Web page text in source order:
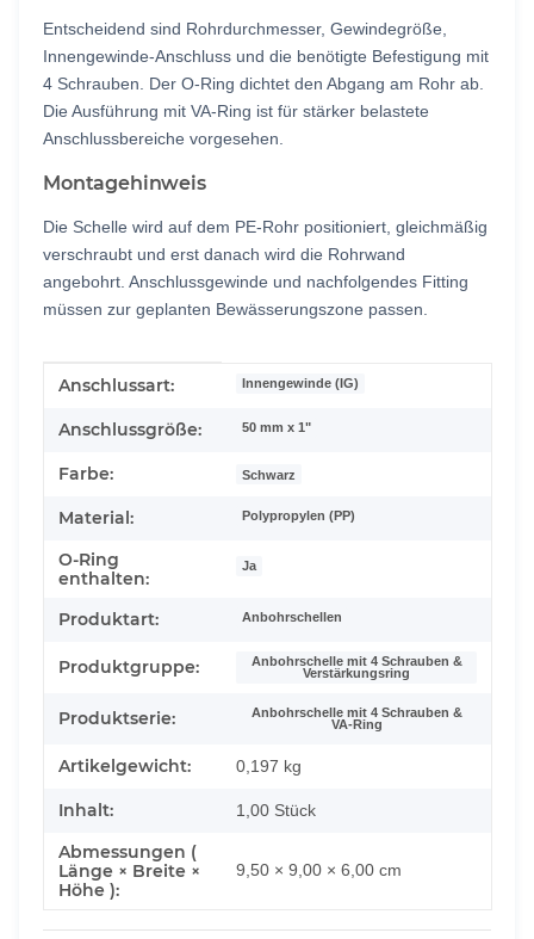
Entscheidend sind Rohrdurchmesser, Gewindegröße,
Innengewinde-Anschluss und die benötigte Befestigung mit
4 Schrauben. Der O-Ring dichtet den Abgang am Rohr ab.
Die Ausführung mit VA-Ring ist für stärker belastete
Anschlussbereiche vorgesehen.
Montagehinweis
Die Schelle wird auf dem PE-Rohr positioniert, gleichmäßig
verschraubt und erst danach wird die Rohrwand
angebohrt. Anschlussgewinde und nachfolgendes Fitting
müssen zur geplanten Bewässerungszone passen.
Produkteigenschaft
Wert
Anschlussart: Innengewinde (IG)
Anschlussgröße: 50 mm x 1"
Farbe: Schwarz
Material: Polypropylen (PP)
O-Ring
enthalten:
Ja
Produktart: Anbohrschellen
Produktgruppe:
Anbohrschelle mit 4 Schrauben &
Verstärkungsring
Produktserie:
Anbohrschelle mit 4 Schrauben &
VA-Ring
Artikelgewicht: 0,197 kg
Inhalt: 1,00 Stück
Abmessungen (
Länge × Breite ×
Höhe ):
9,50 × 9,00 × 6,00 cm